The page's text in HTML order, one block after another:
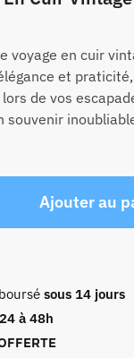
voyage en cuir
et
de vos
souvenir
Ajouter au
sous 14 jours
à 48h